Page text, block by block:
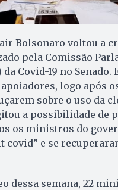
Bolsonaro voltou a
pela Comissão
Covid-19 no Senado.
logo após
sobre o uso da
a possibilidade de
os ministros do
covid” e se
dessa semana, 22